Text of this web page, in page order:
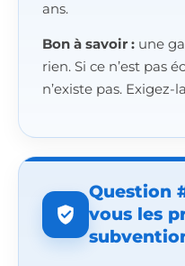
ans.
Bon à savoir : une
rien. Si ce n’est pas
n’existe pas. Exigez-
Question
vous les